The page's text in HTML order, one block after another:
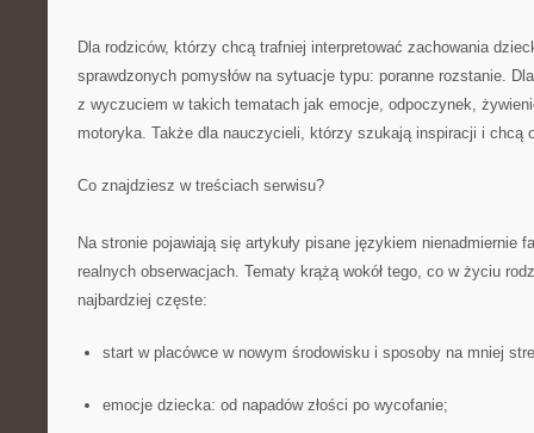
Dla rodziców, którzy chcą trafniej interpretować zachowania
sprawdzonych pomysłów na sytuacje typu: poranne rozstanie.
z wyczuciem w takich tematach jak emocje, odpoczynek,
motoryka. Także dla nauczycieli, którzy szukają inspiracji i chcą
Co znajdziesz w treściach serwisu?
Na stronie pojawiają się artykuły pisane językiem nienadmiernie
realnych obserwacjach. Tematy krążą wokół tego, co w życiu
najbardziej częste:
start w placówce w nowym środowisku i sposoby na mniej
emocje dziecka: od napadów złości po wycofanie;